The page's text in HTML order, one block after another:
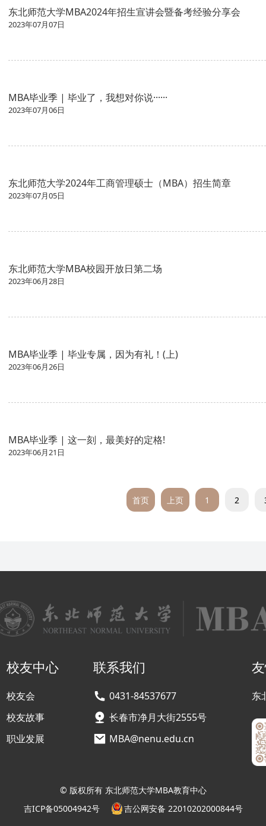
东北师范大学MBA2024年招生宣讲会暨备考经验分享会
2023年07月07日
MBA毕业季 | 毕业了，我想对你说······
2023年07月06日
东北师范大学2024年工商管理硕士（MBA）招生简章
2023年07月05日
东北师范大学MBA校园开放日第二场
2023年06月28日
MBA毕业季 | 毕业专属，因为有礼！(上)
2023年06月26日
MBA毕业季 | 这一刻，最美好的定格!
2023年06月21日
首页 上页 1 2
校友中心
校友会
校友故事
职业发展
联系我们
0431-84537677
长春市净月大街2555号
MBA@nenu.edu.cn
东
© 版权所有 东北师范大学MBA教育中心
吉ICP备05004942号
吉公网安备 22010202000844号